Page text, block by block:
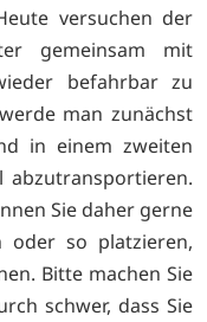
versuchen der
gemeinsam mit
befahrbar zu
man zunächst
in einem zweiten
Sie daher gerne
oder so platzieren,
Bitte machen Sie
schwer, dass Sie